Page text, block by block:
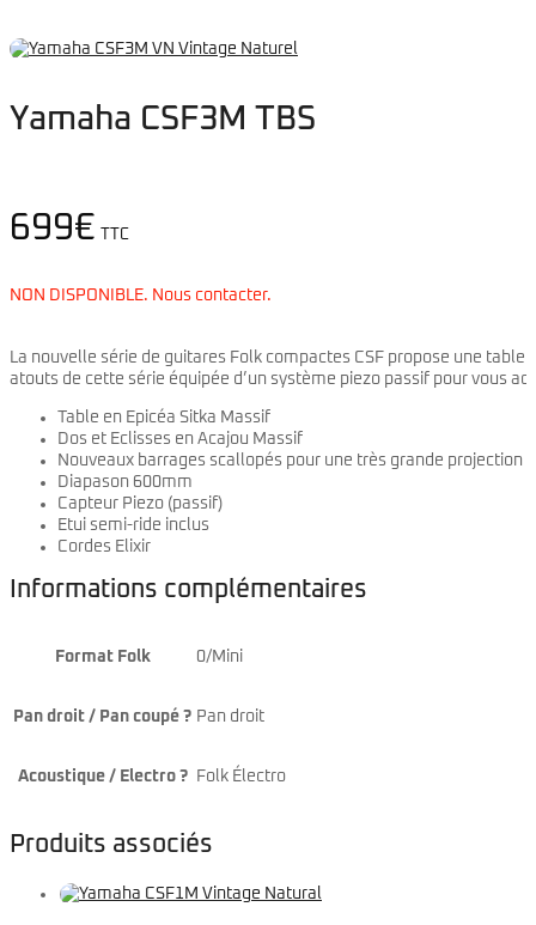
Yamaha CSF3M TBS
699€ TTC
NON DISPONIBLE. Nous contacter.
La nouvelle série de guitares Folk compactes CSF propose une
atouts de cette série équipée d’un système piezo passif pour vous
Table en Epicéa Sitka Massif
Dos et Eclisses en Acajou Massif
Nouveaux barrages scallopés pour une très grande projection
Diapason 600mm
Capteur Piezo (passif)
Etui semi-ride inclus
Cordes Elixir
Informations complémentaires
Format Folk 0/Mini
Pan droit / Pan coupé ? Pan droit
Acoustique / Electro ? Folk Électro
Produits associés